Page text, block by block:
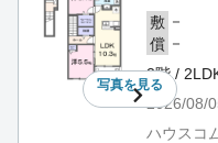
写真を見る
敷 －
償 －
2階 /
2026/08/
ハウスコ